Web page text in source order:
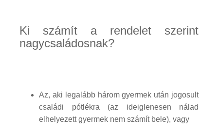
Ki számít a rendelet szerint
nagycsaládosnak?
Az, aki legalább három gyermek után jogosult
családi pótlékra (az ideiglenesen nálad
elhelyezett gyermek nem számít bele), vagy